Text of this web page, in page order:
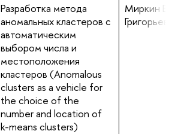
Разработка метода
аномальных кластеров с
автоматическим
выбором числа и
местоположения
кластеров (Anomalous
clusters as a vehicle for
the choice of the
number and location of
k-means clusters)
Миркин
Григорьевич